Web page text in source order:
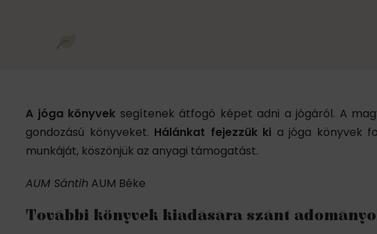
A jóga könyvek segítenek átfogó képet adni a jógáról. A
gondozású könyveket. Hálánkat fejezzük ki a jóga könyvek
munkáját, köszönjük az anyagi támogatást.
AUM Sántih AUM Béke
További könyvek kiadására szánt